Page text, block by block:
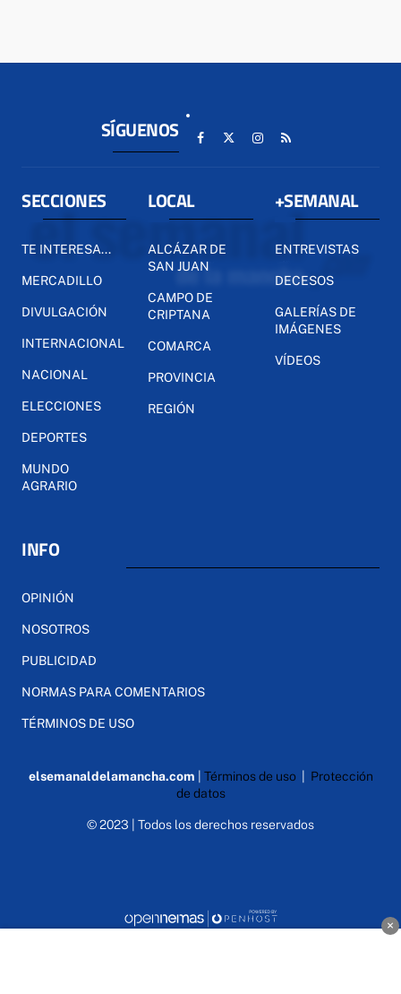
SÍGUENOS
SECCIONES
TE INTERESA...
MERCADILLO
DIVULGACIÓN
INTERNACIONAL
NACIONAL
ELECCIONES
DEPORTES
MUNDO
AGRARIO
LOCAL
ALCÁZAR DE
SAN JUAN
CAMPO DE
CRIPTANA
COMARCA
PROVINCIA
REGIÓN
+SEMANAL
ENTREVISTAS
DECESOS
GALERÍAS DE
IMÁGENES
VÍDEOS
INFO
OPINIÓN
NOSOTROS
PUBLICIDAD
NORMAS PARA COMENTARIOS
TÉRMINOS DE USO
elsemanaldelamancha.com Términos de uso| Protección
de datos
© 2023 | Todos los derechos reservados
×